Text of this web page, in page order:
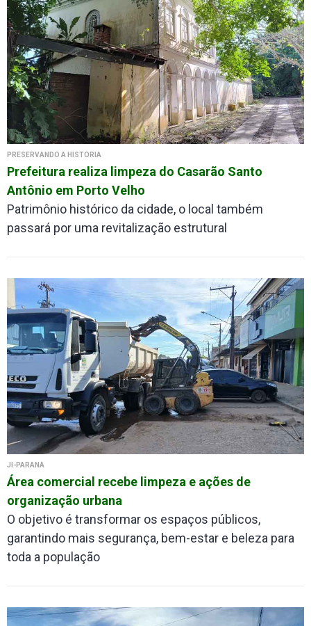
PRESERVANDO A HISTÓRIA
Prefeitura realiza limpeza do Casarão Santo
Antônio em Porto Velho
Patrimônio histórico da cidade, o local também
passará por uma revitalização estrutural
JI-PARANÁ
Área comercial recebe limpeza e ações de
organização urbana
O objetivo é transformar os espaços públicos,
garantindo mais segurança, bem-estar e beleza para
toda a população